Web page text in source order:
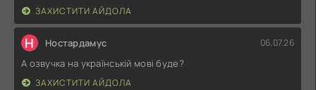
ЗАХИСТИТИ АЙДОЛА
Н Ностардамус 06.07.26
А озвучка на українській мові буде?
ЗАХИСТИТИ АЙДОЛА